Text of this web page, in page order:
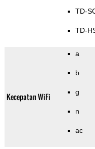
TD-
TD-
Kecepatan WiFi
a
b
g
n
ac